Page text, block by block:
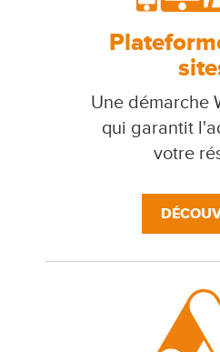
Une démarche
qui garantit
votre